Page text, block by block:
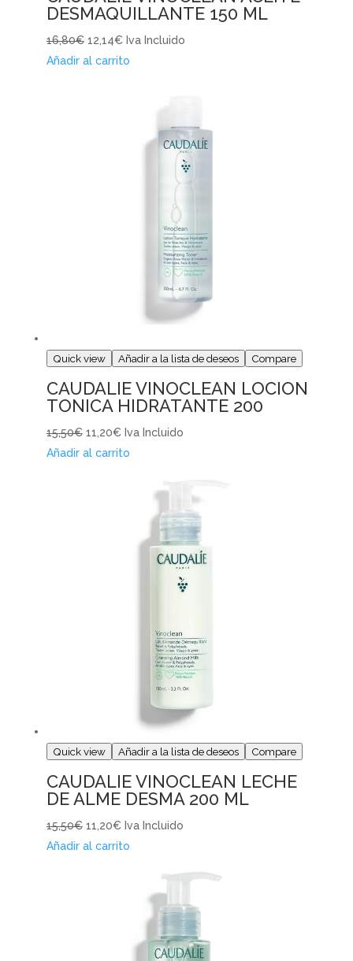
DESMAQUILLANTE 150 ML
16,80€ 12,14€ Iva Incluido
Añadir al carrito
Quick view Añadir a la lista de deseos Compare
CAUDALIE VINOCLEAN LOCION
TONICA HIDRATANTE 200
15,50€ 11,20€ Iva Incluido
Añadir al carrito
Quick view Añadir a la lista de deseos Compare
CAUDALIE VINOCLEAN LECHE
DE ALME DESMA 200 ML
15,50€ 11,20€ Iva Incluido
Añadir al carrito